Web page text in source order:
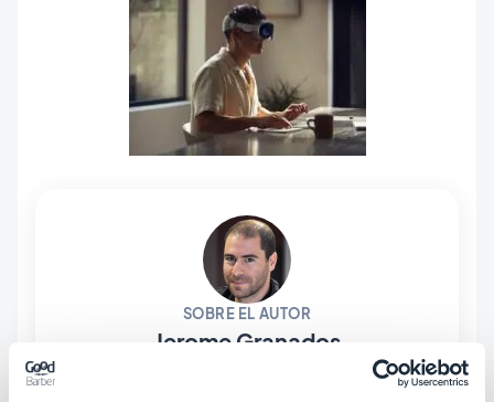
SOBRE EL AUTOR
Jerome Granados